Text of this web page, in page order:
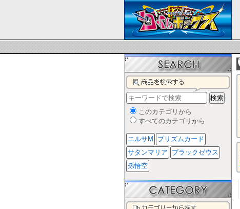
このカテゴリから
すべてのカテゴリから
エルサM
プリズムカード
サタンマリア
ブラックゼウス
孫悟空